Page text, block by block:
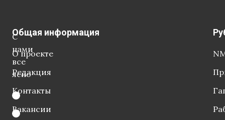
С
нами
все
ясно
Общая информация
О проекте
Редакция
Контакты
Вакансии